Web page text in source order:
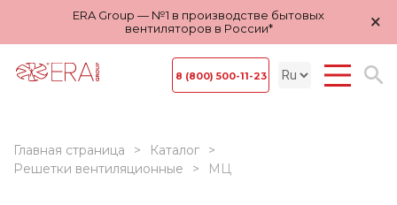
ERA Group — №1 в производстве бытовых
вентиляторов в России*
×
8 (800) 500-11-23
Главная страница
Каталог
Решетки вентиляционные
МЦ